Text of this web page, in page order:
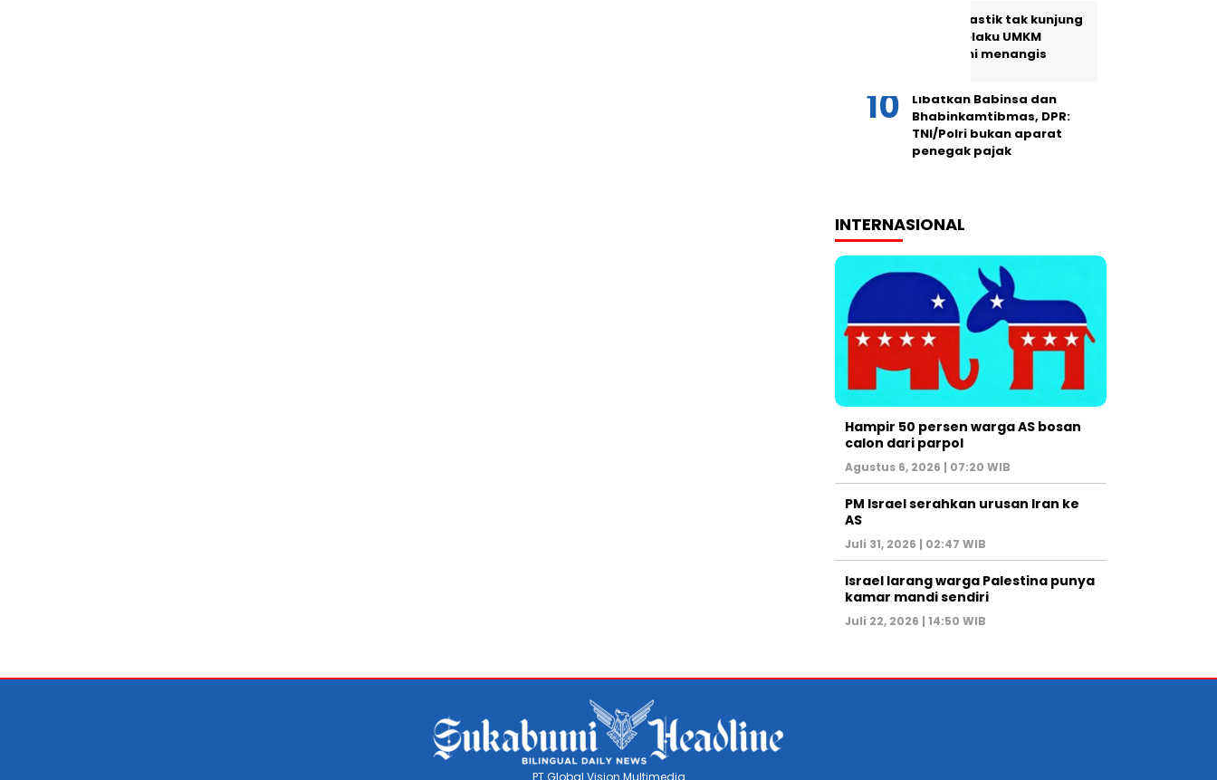
Harga plastik tak kunjung
turun, pelaku UMKM
Sukabumi menangis
Libatkan Babinsa dan
Bhabinkamtibmas, DPR:
TNI/Polri bukan aparat
penegak pajak
INTERNASIONAL
Hampir 50 persen warga AS bosan
calon dari parpol
Agustus 6, 2026 | 07:20 WIB
PM Israel serahkan urusan Iran ke
AS
Juli 31, 2026 | 02:47 WIB
Israel larang warga Palestina punya
kamar mandi sendiri
Juli 22, 2026 | 14:50 WIB
PT Global Vision Multimedia